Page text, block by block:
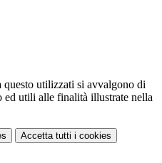
utilizzati si avvalgono di
ed utili alle finalità illustrate nella
Accetta tutti i cookies